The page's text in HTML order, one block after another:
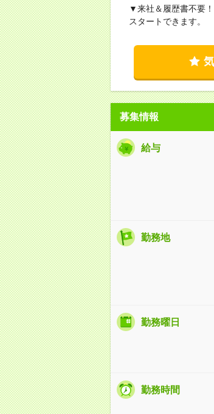
▼来社＆履歴書不要
スタートできます。
募集情報
給与
勤務地
勤務曜日
勤務時間